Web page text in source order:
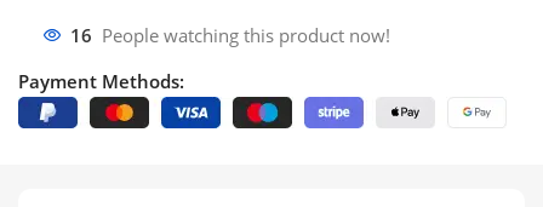
16 People watching this product now!
Payment Methods: